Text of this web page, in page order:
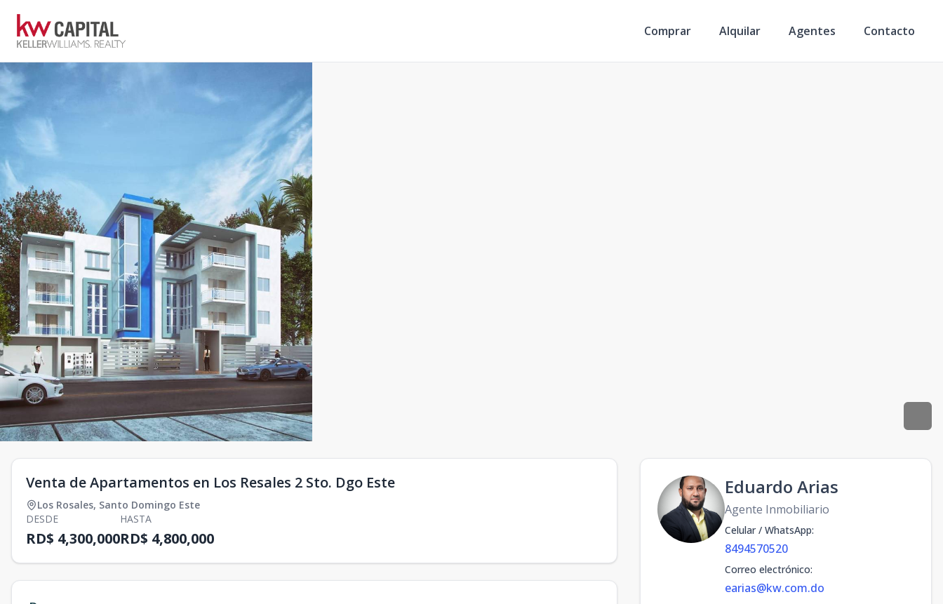
Comprar Alquilar Agentes Contacto
Venta de Apartamentos en Los Resales 2 Sto. Dgo Este
Los Rosales, Santo Domingo Este
DESDE
RD$ 4,300,000
HASTA
RD$ 4,800,000
Eduardo Arias
Agente Inmobiliario
Celular / WhatsApp:
8494570520
Correo electrónico:
earias@kw.com.do